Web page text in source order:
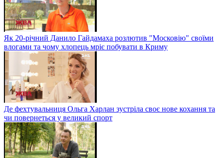
Як 20-річний Данило Гайдамаха розлютив "Московію" своїми
влогами та чому хлопець мріє побувати в Криму
Де фехтувальниця Ольга Харлан зустріла своє нове кохання та
чи повернеться у великий спорт